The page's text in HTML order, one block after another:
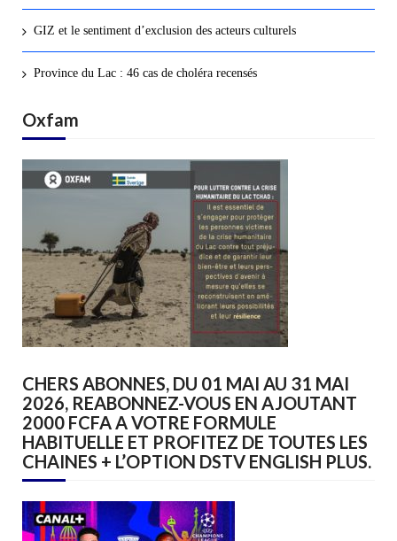
GIZ et le sentiment d’exclusion des acteurs culturels
Province du Lac : 46 cas de choléra recensés
Oxfam
CHERS ABONNES, DU 01 MAI AU 31 MAI
2026, REABONNEZ-VOUS EN AJOUTANT
2000 FCFA A VOTRE FORMULE
HABITUELLE ET PROFITEZ DE TOUTES LES
CHAINES + L’OPTION DSTV ENGLISH PLUS.